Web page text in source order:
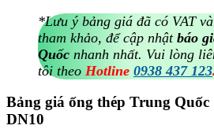
*Lưu ý bảng giá đã có VAT
tham khảo, để cập nhật báo
Quốc nhanh nhất. Vui lòng
tôi theo Hotline 0938 437 123.
Bảng giá ống thép Trung Quốc
DN10